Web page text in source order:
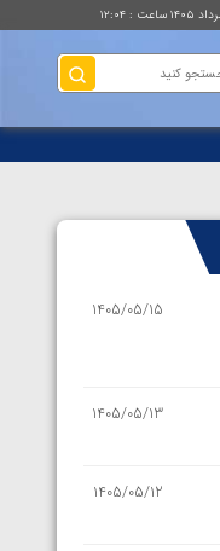
1405/05/15
1405/05/13
1405/05/12